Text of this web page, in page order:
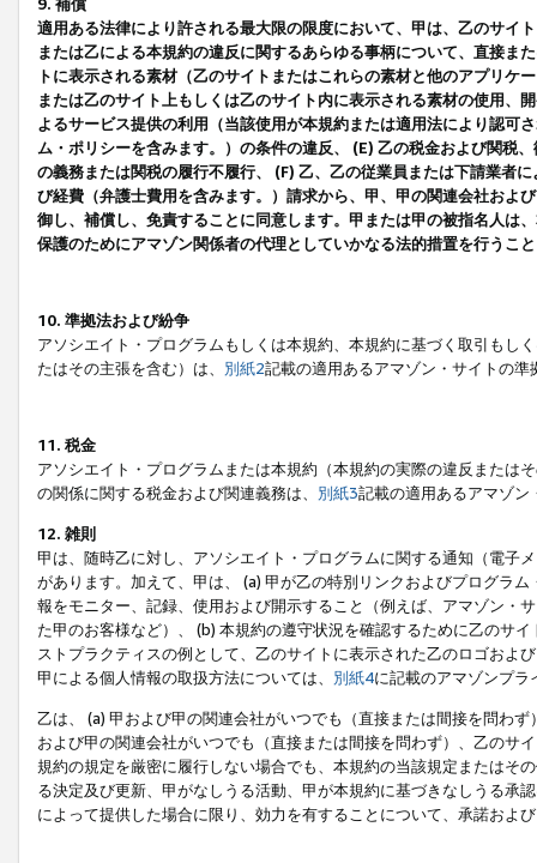
9. 補償
適用ある法律により許される最大限の限度において、甲は、乙のサイ
または乙による本規約の違反に関するあらゆる事柄について、直接ま
トに表示される素材（乙のサイトまたはこれらの素材と他のアプリ
または乙のサイト上もしくは乙のサイト内に表示される素材の使用、
よるサービス提供の利用（当該使用が本規約または適用法により認可
ム・ポリシーを含みます。）の条件の違反、 (E) 乙の税金および関税
の義務または関税の履行不履行、 (F) 乙、乙の従業員または下請業者
び経費（弁護士費用を含みます。）請求から、甲、甲の関連会社およ
御し、補償し、免責することに同意します。甲または甲の被指名人は
保護のためにアマゾン関係者の代理としていかなる法的措置を行うこ
10. 準拠法および紛争
アソシエイト・プログラムもしくは本規約、本規約に基づく取引もし
たはその主張を含む）は、 別紙2記載の適用あるアマゾン・サイトの
11. 税金
アソシエイト・プログラムまたは本規約（本規約の実際の違反または
の関係に関する税金および関連義務は、 別紙3記載の適用あるアマゾン
12. 雑則
甲は、随時乙に対し、アソシエイト・プログラムに関する通知（電子
があります。加えて、甲は、 (a) 甲が乙の特別リンクおよびプログラ
報をモニター、記録、使用および開示すること（例えば、アマゾン・
た甲のお客様など）、 (b) 本規約の遵守状況を確認するために乙のサ
ストプラクティスの例として、乙のサイトに表示された乙のロゴおよ
甲による個人情報の取扱方法については、 別紙4に記載のアマゾンプ
乙は、 (a) 甲および甲の関連会社がいつでも（直接または間接を問わ
および甲の関連会社がいつでも（直接または間接を問わず）、乙のサ
規約の規定を厳密に履行しない場合でも、本規約の当該規定またはそ
る決定及び更新、甲がなしうる活動、甲が本規約に基づきなしうる承
によって提供した場合に限り、効力を有することについて、承諾およ